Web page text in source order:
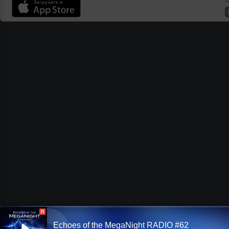
П
Echoes of the MegaNight RADIO #62